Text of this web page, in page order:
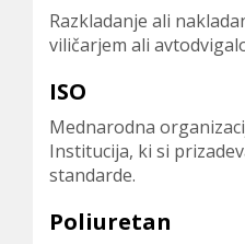
Razkladanje ali
viličarjem ali
ISO
Mednarodna
Institucija, ki si
standarde.
Poliuretan